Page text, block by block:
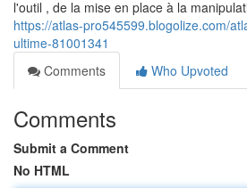
l'outil , de la mise en place à la
https://atlas-pro545599.blogolize.com/
ultime-81001341
Comments
Who Upvoted
Comments
Submit a Comment
No HTML